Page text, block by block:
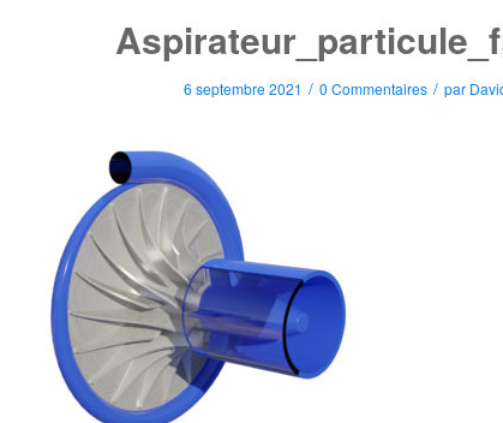
6 septembre 2021 / 0 Commentaires / par